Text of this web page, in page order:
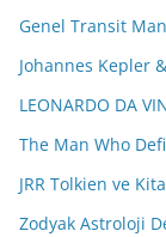
Genel Transit
Johannes Kepler
LEONARDO DA
The Man Who
JRR Tolkien ve
Zodyak Astroloji